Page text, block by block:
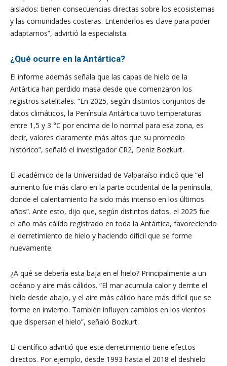
aislados: tienen consecuencias directas sobre los ecosistemas
y las comunidades costeras. Entenderlos es clave para poder
adaptarnos”, advirtió la especialista.
¿Qué ocurre en la Antártica?
El informe además señala que las capas de hielo de la
Antártica han perdido masa desde que comenzaron los
registros satelitales. “En 2025, según distintos conjuntos de
datos climáticos, la Península Antártica tuvo temperaturas
entre 1,5 y 3 °C por encima de lo normal para esa zona, es
decir, valores claramente más altos que su promedio
histórico”, señaló el investigador CR2, Deniz Bozkurt.
El académico de la Universidad de Valparaíso indicó que “el
aumento fue más claro en la parte occidental de la península,
donde el calentamiento ha sido más intenso en los últimos
años”. Ante esto, dijo que, según distintos datos, el 2025 fue
el año más cálido registrado en toda la Antártica, favoreciendo
el derretimiento de hielo y haciendo difícil que se forme
nuevamente.
¿A qué se debería esta baja en el hielo? Principalmente a un
océano y aire más cálidos. “El mar acumula calor y derrite el
hielo desde abajo, y el aire más cálido hace más difícil que se
forme en invierno. También influyen cambios en los vientos
que dispersan el hielo”, señaló Bozkurt.
El científico advirtió que este derretimiento tiene efectos
directos. Por ejemplo, desde 1993 hasta el 2018 el deshielo